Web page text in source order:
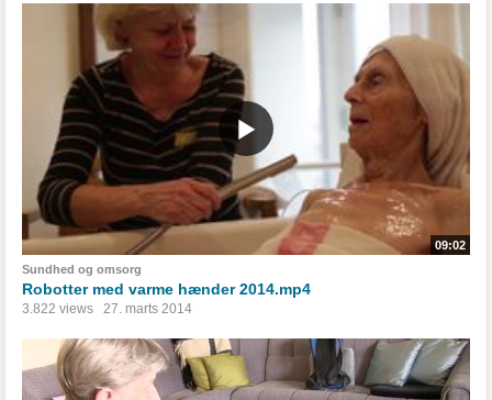
09:02
Sundhed og omsorg
Robotter med varme hænder 2014.mp4
3.822 views 27. marts 2014